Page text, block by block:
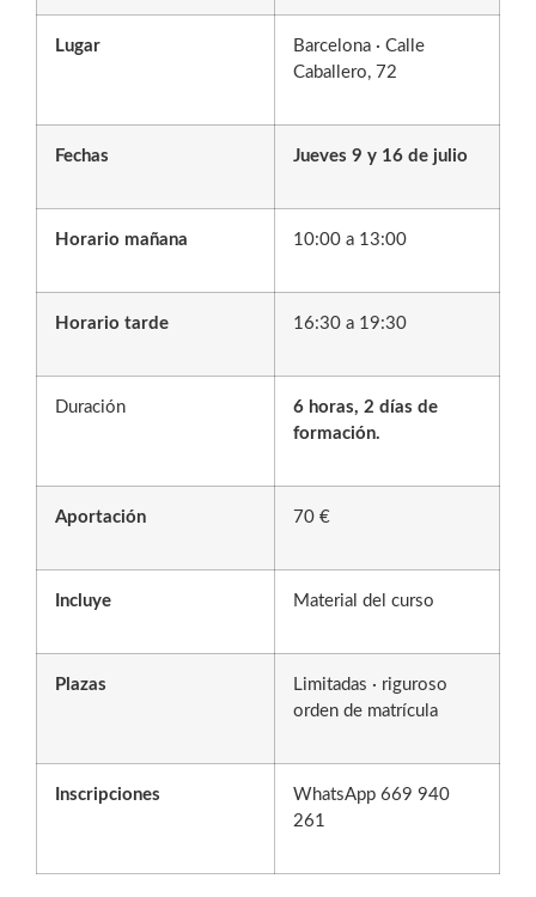
Lugar
Barcelona · Calle
Caballero, 72
Fechas Jueves 9 y 16 de julio
Horario mañana 10:00 a 13:00
Horario tarde 16:30 a 19:30
Duración
6 horas, 2 días de
formación.
Aportación 70 €
Incluye Material del curso
Plazas
Limitadas · riguroso
orden de matrícula
Inscripciones
WhatsApp 669 940
261